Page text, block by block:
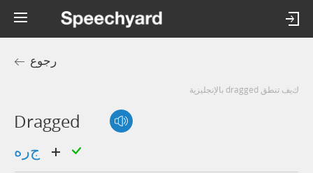
رجوع
كيف تنطق dragged بالإنجليزية
Dragged